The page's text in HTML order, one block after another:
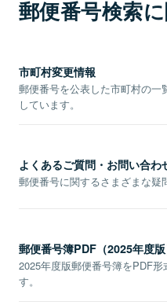
郵便番号検索
市町村変更情報
郵便番号を公表した市町村の
しています。
よくあるご質問・お問い合わ
郵便番号に関するさまざまな疑
郵便番号簿PDF（2025年度版
2025年度版郵便番号簿をPDF
す。